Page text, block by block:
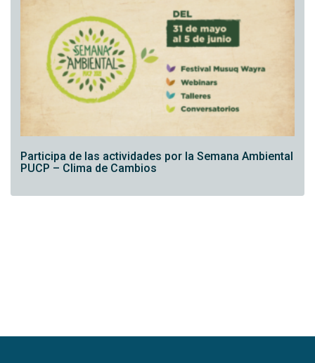
Participa de las actividades por la Semana Ambiental
PUCP – Clima de Cambios